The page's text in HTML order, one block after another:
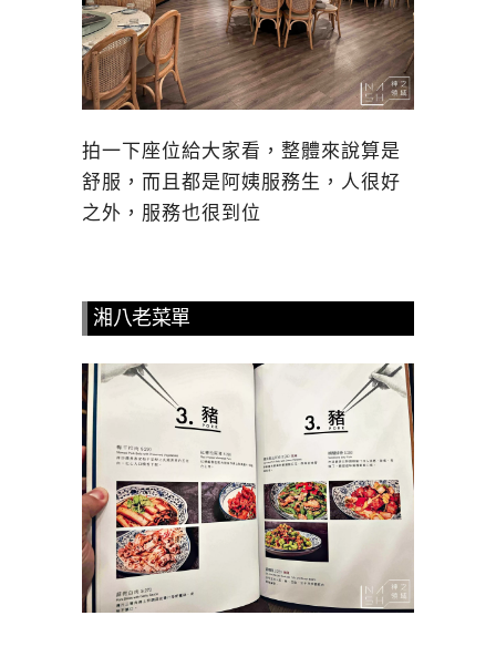
拍一下座位給大家看，整體來說算是
舒服，而且都是阿姨服務生，人很好
之外，服務也很到位
湘八老菜單